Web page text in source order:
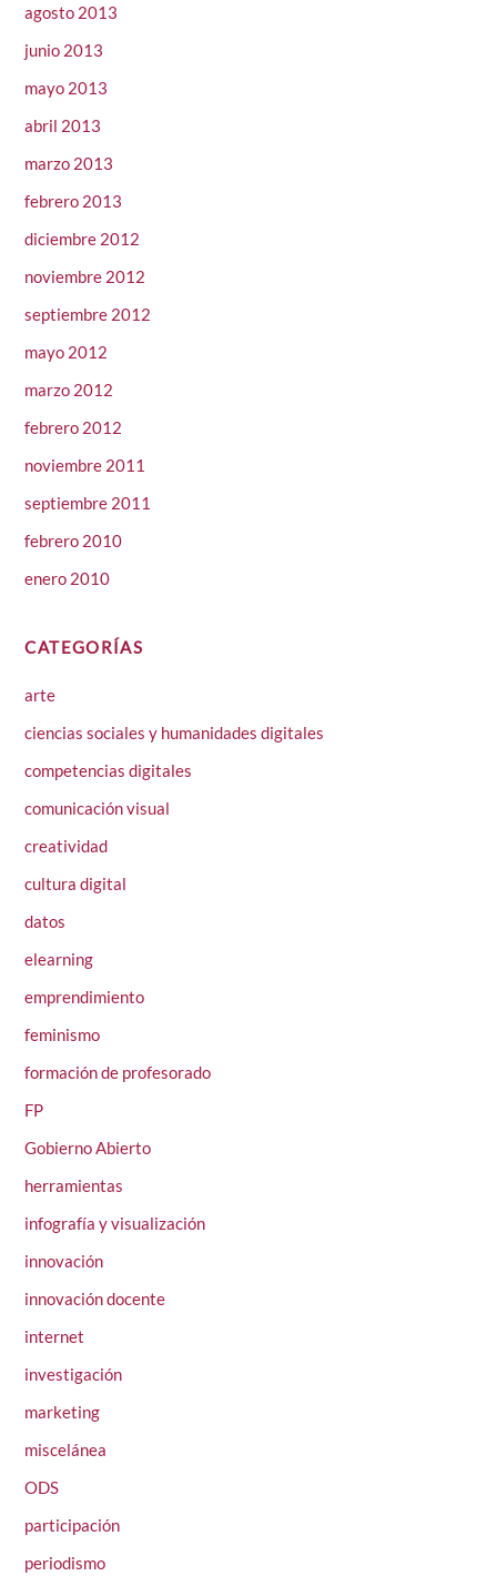
agosto 2013
junio 2013
mayo 2013
abril 2013
marzo 2013
febrero 2013
diciembre 2012
noviembre 2012
septiembre 2012
mayo 2012
marzo 2012
febrero 2012
noviembre 2011
septiembre 2011
febrero 2010
enero 2010
CATEGORÍAS
arte
ciencias sociales y humanidades digitales
competencias digitales
comunicación visual
creatividad
cultura digital
datos
elearning
emprendimiento
feminismo
formación de profesorado
FP
Gobierno Abierto
herramientas
infografía y visualización
innovación
innovación docente
internet
investigación
marketing
miscelánea
ODS
participación
periodismo